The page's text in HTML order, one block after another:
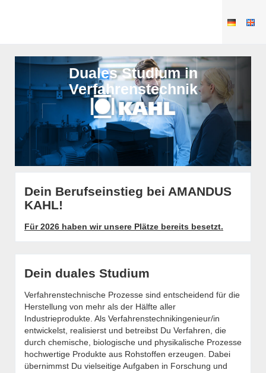
Duales Studium in
Verfahrenstechnik
Dein Berufseinstieg bei AMANDUS
KAHL!
Für 2026 haben wir unsere Plätze bereits besetzt.
Dein duales Studium
Verfahrenstechnische Prozesse sind entscheidend für die
Herstellung von mehr als der Hälfte aller
Industrieprodukte. Als Verfahrenstechnikingenieur/in
entwickelst, realisierst und betreibst Du Verfahren, die
durch chemische, biologische und physikalische Prozesse
hochwertige Produkte aus Rohstoffen erzeugen. Dabei
übernimmst Du vielseitige Aufgaben in Forschung und